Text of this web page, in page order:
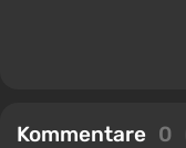
Kommentare 0